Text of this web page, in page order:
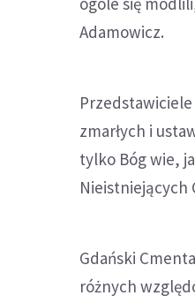
Adamowicz.
zmarłych i
tylko Bóg wie,
Nieistniejących
Gdański
różnych